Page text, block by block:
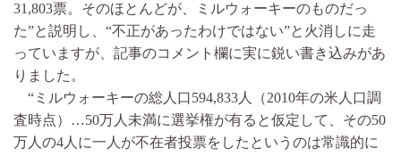
31,803票。そのほとんどが、ミルウォーキーのものだっ
た”と説明し、“不正があったわけではない”と火消しに走
っていますが、記事のコメント欄に実に鋭い書き込みがあ
りました。
“ミルウォーキーの総人口594,833人（2010年の米人口調
査時点）…50万人未満に選挙権が有ると仮定して、その50
万人の4人に一人が不在者投票をしたというのは常識的に